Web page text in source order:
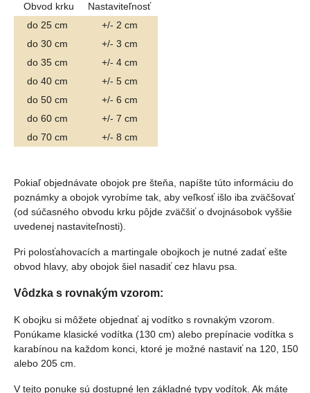
Obvod krku
Nastaviteľnosť
do 25 cm
+/- 2 cm
do 30 cm
+/- 3 cm
do 35 cm
+/- 4 cm
do 40 cm
+/- 5 cm
do 50 cm
+/- 6 cm
do 60 cm
+/- 7 cm
do 70 cm
+/- 8 cm
Pokiaľ objednávate obojok pre šteňa, napíšte túto informáciu do
poznámky a obojok vyrobíme tak, aby veľkosť išlo iba zväčšovať
(od súčasného obvodu krku pôjde zväčšiť o dvojnásobok vyššie
uvedenej nastaviteľnosti).
Pri polosťahovacích a martingale obojkoch je nutné zadať ešte
obvod hlavy, aby obojok šiel nasadiť cez hlavu psa.
Vôdzka s rovnakým vzorom:
K obojku si môžete objednať aj vodítko s rovnakým vzorom.
Ponúkame klasické vodítka (130 cm) alebo prepínacie vodítka s
karabínou na každom konci, ktoré je možné nastaviť na 120, 150
alebo 205 cm.
V tejto ponuke sú dostupné len základné typy vodítok. Ak máte